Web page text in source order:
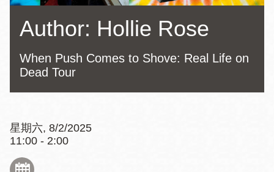
Author: Hollie Rose
When Push Comes to Shove: Real Life on
Dead Tour
星期六, 8/2/2025
11:00 - 2:00